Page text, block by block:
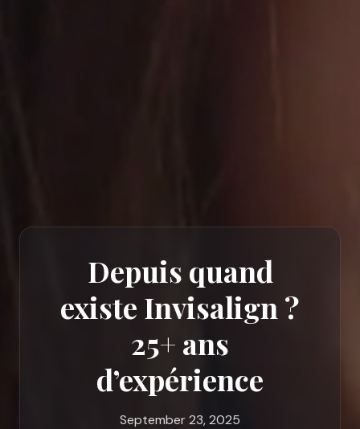
Depuis quand
existe Invisalign ?
25+ ans
d’expérience
September 23, 2025